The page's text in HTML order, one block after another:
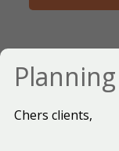
Chers clients,